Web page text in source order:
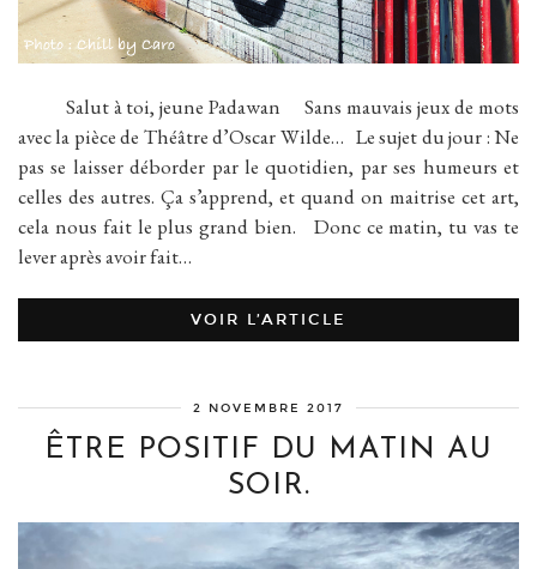
Salut à toi, jeune Padawan Sans mauvais jeux de mots
avec la pièce de Théâtre d’Oscar Wilde… Le sujet du jour : Ne
pas se laisser déborder par le quotidien, par ses humeurs et
celles des autres. Ça s’apprend, et quand on maitrise cet art,
cela nous fait le plus grand bien. Donc ce matin, tu vas te
lever après avoir fait…
VOIR L’ARTICLE
2 NOVEMBRE 2017
ÊTRE POSITIF DU MATIN AU
SOIR.